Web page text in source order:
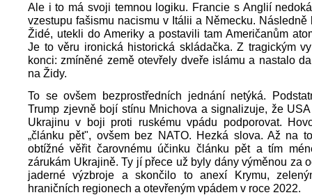
Ale i to má svoji temnou logiku. Francie s Anglií
vzestupu fašismu nacismu v Itálii a Německu. Následně
Židé, utekli do Ameriky a postavili tam Američanům
Je to věru ironická historická skládačka. Z tragickým
konci: zmíněné země otevřely dveře islámu a nastalo
na Židy.
To se ovšem bezprostředních jednání netýká.
Trump zjevně bojí stínu Mnichova a signalizuje, že
Ukrajinu v boji proti ruskému vpádu podporovat.
„článku pět", ovšem bez NATO. Hezká slova. Až na
obtížné věřit čarovnému účinku článku pět a tím
zárukám Ukrajině. Ty jí přece už byly dány výměnou za
jaderné výzbroje a skončilo to anexí Krymu,
hraničních regionech a otevřeným vpádem v roce 2022.